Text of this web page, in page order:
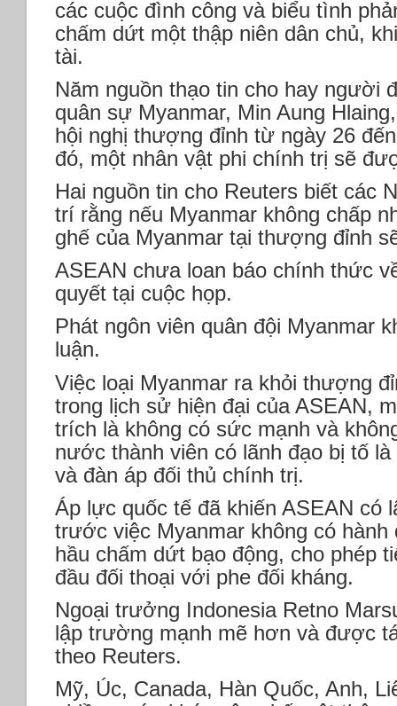
các cuộc đình công và biểu tình
chấm dứt một thập niên dân chủ,
tài.
Năm nguồn thạo tin cho hay người
quân sự Myanmar, Min Aung
hội nghị thượng đỉnh từ ngày 26
đó, một nhân vật phi chính trị sẽ
Hai nguồn tin cho Reuters biết các
trí rằng nếu Myanmar không chấp
ghế của Myanmar tại thượng đỉnh
ASEAN chưa loan báo chính thức
quyết tại cuộc họp.
Phát ngôn viên quân đội Myanmar
luận.
Việc loại Myanmar ra khỏi thượng
trong lịch sử hiện đại của ASEAN,
trích là không có sức mạnh và
nước thành viên có lãnh đạo bị tố
và đàn áp đối thủ chính trị.
Áp lực quốc tế đã khiến ASEAN có
trước việc Myanmar không có hành
hầu chấm dứt bạo động, cho phép
đầu đối thoại với phe đối kháng.
Ngoại trưởng Indonesia Retno
lập trường mạnh mẽ hơn và được
theo Reuters.
Mỹ, Úc, Canada, Hàn Quốc, Anh,